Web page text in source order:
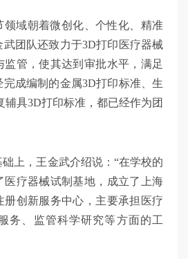
领域朝着微创化、个性化、精准
团队还致力于3D打印医疗器械
监管，使其达到审批水平，满足
成编制的金属3D打印标准、生
辅具3D打印标准，都已经作为团
上，王金武介绍说：“在学校的
医疗器械试制基地，成立了上海
册创新服务中心，主要承担医疗
务、监管科学研究等方面的工